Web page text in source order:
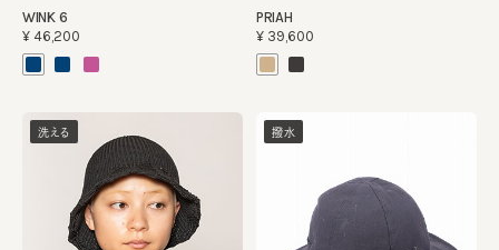
WINK 6
¥46,200
PRIAH
¥39,600
洗える 撥水